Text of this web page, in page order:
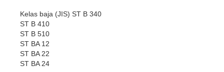
Kelas baja (JIS) ST B 340
ST B 410
ST B 510
ST BA 12
ST BA 22
ST BA 24